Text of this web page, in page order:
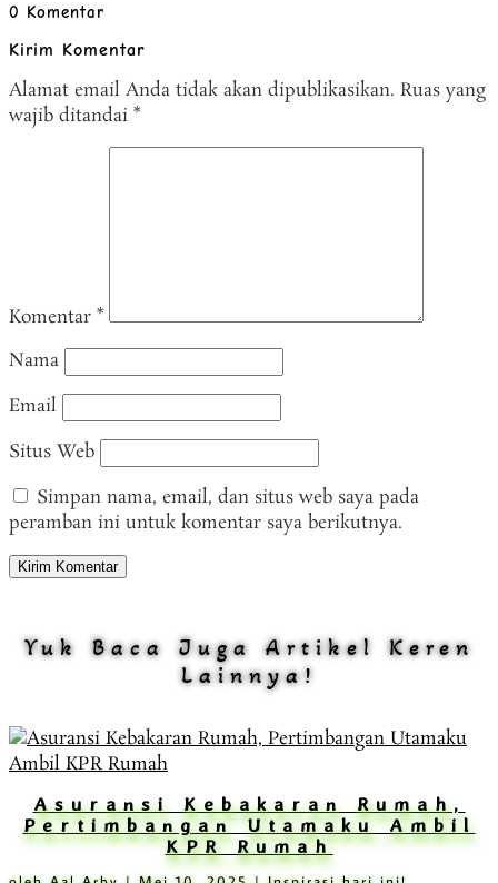
0 Komentar
Kirim Komentar
Alamat email Anda tidak akan dipublikasikan. Ruas yang
wajib ditandai *
Komentar *
Nama
Email
Situs Web
Simpan nama, email, dan situs web saya pada
peramban ini untuk komentar saya berikutnya.
Kirim Komentar
Yuk Baca Juga Artikel Keren
Lainnya!
Asuransi Kebakaran Rumah,
Pertimbangan Utamaku Ambil
KPR Rumah